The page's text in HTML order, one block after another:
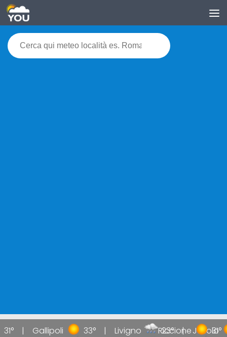
31° Gallipoli 33° Livigno 23° Jesolo
Riccione 31°